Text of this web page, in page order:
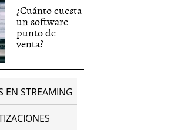
¿Cuánto cuesta
un software
punto de
venta?
EN STREAMING